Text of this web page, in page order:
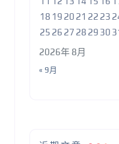
2026年 8月
18 19 20 21 22 23
25 26 27 28 29 30
« 9月